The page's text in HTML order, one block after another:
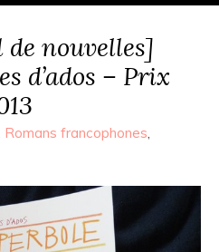
de nouvelles]
d’ados – Prix
Romans francophones,